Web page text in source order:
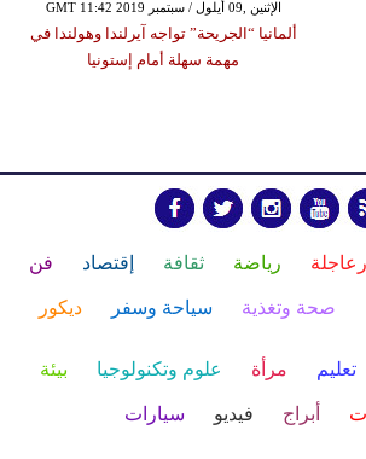
GMT 11:42 2019 الإثنين ,09 أيلول / سبتمبر
ألمانيا “الجريحة” تواجه آيرلندا وهولندا في
مهمة سهلة أمام إستونيا
رياضة ثقافة إقتصاد فن
صحة وتغذية سياحة وسفر ديكور
تعليم مرأة علوم وتكنولوجيا بيئة
أبراج فيديو سيارات